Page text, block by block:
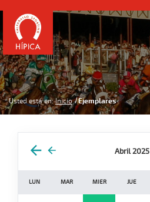
Usted está en: Inicio Ejemplares
Abril 2025
LUN MAR MIER JUE